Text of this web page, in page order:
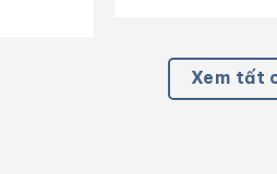
Xem tất